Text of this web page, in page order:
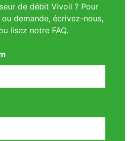
de débit Vivoil ? Pour
demande, écrivez-nous,
lisez notre FAQ.